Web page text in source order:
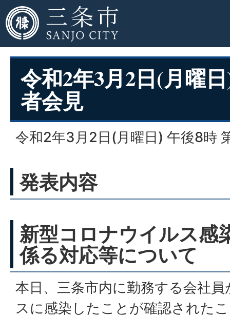
令和2年3月2日(月曜
者会見
令和2年3月2日(月曜日) 午後8時
発表内容
新型コロナウイルス感
係る対応等について
本日、三条市内に勤務する会社
スに感染したことが確認された